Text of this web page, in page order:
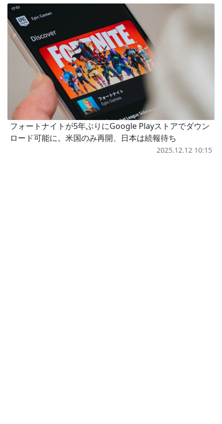
フォートナイトが5年ぶりにGoogle Playストアでダウン
ロード可能に。米国のみ再開、日本は続報待ち
2025.12.12 10:15